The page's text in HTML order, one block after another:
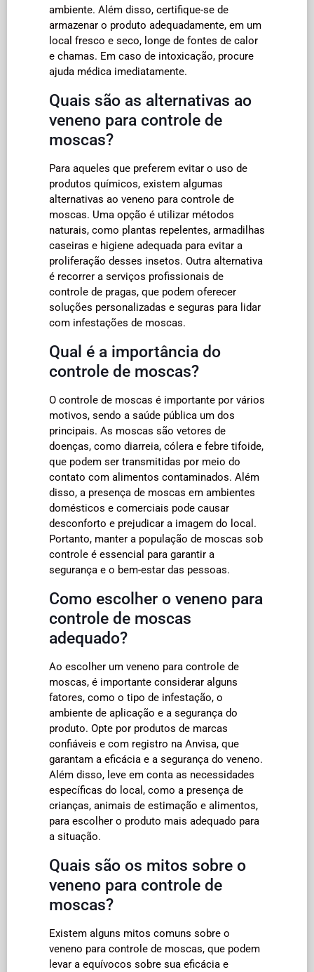
ambiente. Além disso, certifique-se de
armazenar o produto adequadamente, em um
local fresco e seco, longe de fontes de calor
e chamas. Em caso de intoxicação, procure
ajuda médica imediatamente.
Quais são as alternativas ao
veneno para controle de
moscas?
Para aqueles que preferem evitar o uso de
produtos químicos, existem algumas
alternativas ao veneno para controle de
moscas. Uma opção é utilizar métodos
naturais, como plantas repelentes, armadilhas
caseiras e higiene adequada para evitar a
proliferação desses insetos. Outra alternativa
é recorrer a serviços profissionais de
controle de pragas, que podem oferecer
soluções personalizadas e seguras para lidar
com infestações de moscas.
Qual é a importância do
controle de moscas?
O controle de moscas é importante por vários
motivos, sendo a saúde pública um dos
principais. As moscas são vetores de
doenças, como diarreia, cólera e febre tifoide,
que podem ser transmitidas por meio do
contato com alimentos contaminados. Além
disso, a presença de moscas em ambientes
domésticos e comerciais pode causar
desconforto e prejudicar a imagem do local.
Portanto, manter a população de moscas sob
controle é essencial para garantir a
segurança e o bem-estar das pessoas.
Como escolher o veneno para
controle de moscas
adequado?
Ao escolher um veneno para controle de
moscas, é importante considerar alguns
fatores, como o tipo de infestação, o
ambiente de aplicação e a segurança do
produto. Opte por produtos de marcas
confiáveis e com registro na Anvisa, que
garantam a eficácia e a segurança do veneno.
Além disso, leve em conta as necessidades
específicas do local, como a presença de
crianças, animais de estimação e alimentos,
para escolher o produto mais adequado para
a situação.
Quais são os mitos sobre o
veneno para controle de
moscas?
Existem alguns mitos comuns sobre o
veneno para controle de moscas, que podem
levar a equívocos sobre sua eficácia e